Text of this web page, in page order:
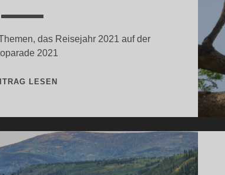
das Reisejahr 2021 auf der
2021
LESEN
LOS
GEHT
´S